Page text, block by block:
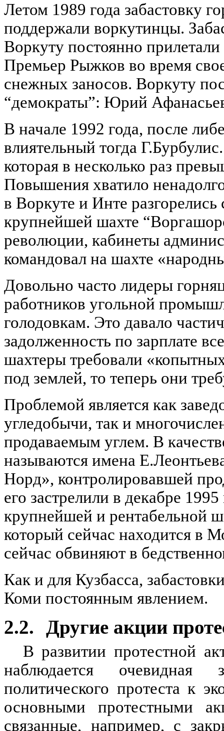
Летом 1989 года забастовку
поддержали воркутинцы.
Воркуту постоянно
Премьер Рыжков во время
снежных заносов. Воркуту
“демократы”: Юрий
В начале 1992 года, после
влиятельный тогда
которая в несколько раз
Повышения хватило
в Воркуте и Инте
крупнейшей шахте
революции, кабинеты
командовал на шахте
Довольно часто лидеры
работников угольной
голодовкам. Это давало
задолженность по зарплате
шахтеры требовали
под землей, то теперь они
Проблемой является как
угледобычи, так и
продаваемым углем. В
называются имена
Норд», контролировавшей
его застрелили в декабре
крупнейшей и
который сейчас находится в
сейчас обвиняют в
Как и для Кузбасса,
Коми постоянным явлением.
2.2. Другие акции
В развитии протестной
наблюдается
политического протеста к
основными протестными
связанные, например, с